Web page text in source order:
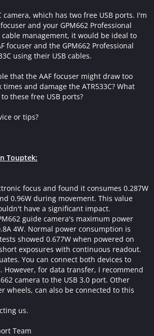
camera, which has two free USB ports. I'm
and your GPM662 Professional
management, it would be ideal to
focuser and the GPM662 Professional
using their USB cables.
that the AAF focuser might draw too
and damage the ATR533C? What
these free USB ports?
or tips?
Touptek:
focus and found it consumes 0.287W
0.96W during movement. This value
have a significant impact.
guide camera's maximum power
4W. Normal power consumption is
showed 0.677W when powered on
exposures with continuous readout.
You can connect both devices to
However, for data transfer, I recommend
camera to the USB 3.0 port. Other
wheels, can also be connected to this
us.
Team